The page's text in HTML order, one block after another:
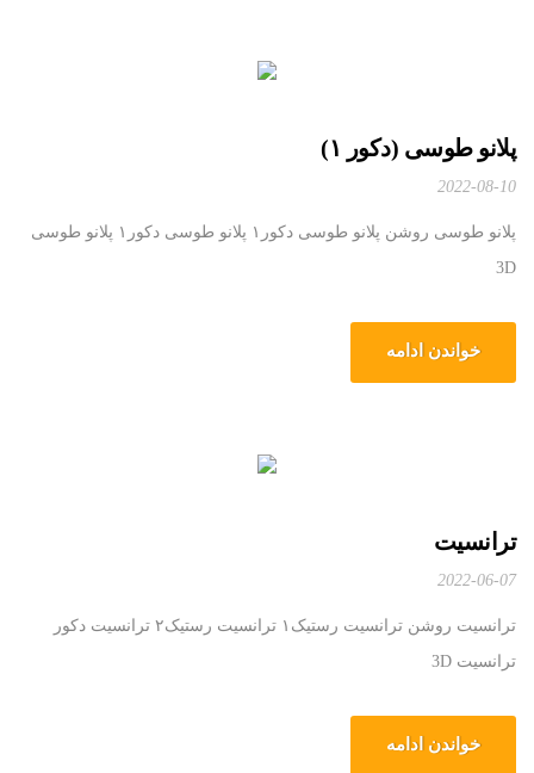
پلانو طوسی (دکور ۱)
2022-08-10
پلانو طوسی روشن پلانو طوسی دکور۱ پلانو طوسی دکور۱ پلانو طوسی
3D
خواندن ادامه
ترانسیت
2022-06-07
ترانسیت روشن ترانسیت رستیک۱ ترانسیت رستیک۲ ترانسیت دکور
ترانسیت 3D
خواندن ادامه